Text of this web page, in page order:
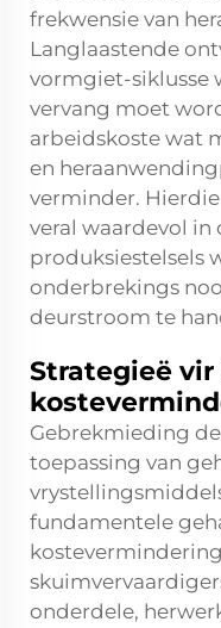
frekwensie van
Langlaastende
vormgiet-siklusse
vervang moet
arbeidskoste wat
en
verminder.
veral waardevol in
produksiestelsels
onderbrekings
deurstroom te
Strategieë vir
Gebrekmieding
toepassing van
fundamentele
onderdele,